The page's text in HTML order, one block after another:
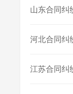
山东合同纠
河北合同纠
江苏合同纠